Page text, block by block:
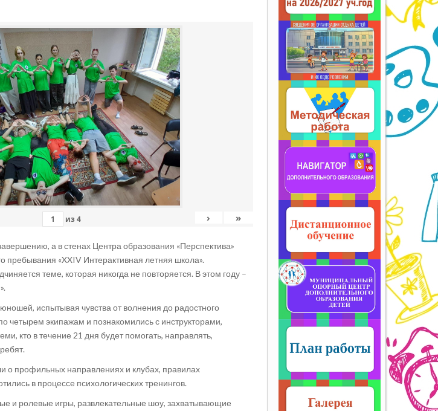
из 4 › »
а в стенах Центра образования «Перспектива»
пребывания «XXIV Интерактивная летняя школа».
теме, которая никогда не повторяется. В этом году –
испытывая чувства от волнения до радостного
четырем экипажам и познакомились с инструкторами,
кто в течение 21 дня будет помогать, направлять,
о профильных направлениях и клубах, правилах
в процессе психологических тренингов.
и ролевые игры, развлекательные шоу, захватывающие